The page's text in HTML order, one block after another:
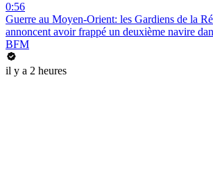
0:56
Guerre au Moyen-Orient: les Gardiens de la
annoncent avoir frappé un deuxième navire
BFM
il y a 2 heures